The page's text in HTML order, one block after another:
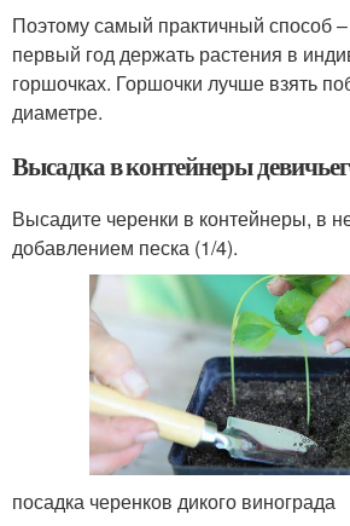
Поэтому самый практичный способ –
первый год держать растения в
горшочках. Горшочки лучше взять
диаметре.
Высадка в контейнеры
Высадите черенки в контейнеры, в
добавлением песка (1/4).
посадка черенков дикого винограда